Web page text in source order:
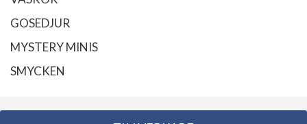
GOSEDJUR
MYSTERY MINIS
SMYCKEN